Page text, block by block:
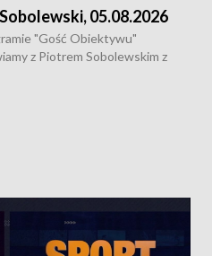
05.08.2026
"Gość Obiektywu"
z Piotrem Sobolewskim z